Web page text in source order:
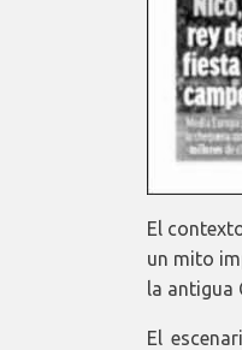
El
un mito
la antigua
El